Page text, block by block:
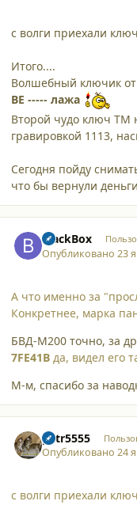
с волги приехали
Итого....
Волшебный ключик от
BE ----- лажа
Второй чудо ключ ТМ
гравировкой 1113,
Сегодня пойду
что бы вернули
BlackBox
Опубликовано23
А что именно за
Конкретнее, марка
БВД-М200 точно, за
7FE41B да, видел его
М-м, спасибо за
petr5555
Опубликовано24
с волги приехали